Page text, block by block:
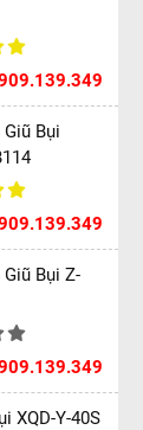
Bụi
Bụi Z-
XQD-Y-40S